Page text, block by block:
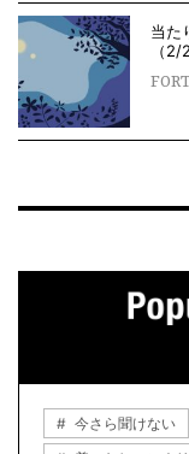
当た
（
今さら聞けない